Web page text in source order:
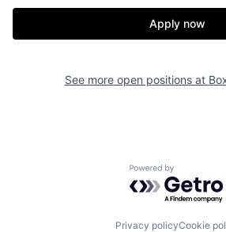
Apply now
See more open positions at
Powered by
Privacy policyCookie